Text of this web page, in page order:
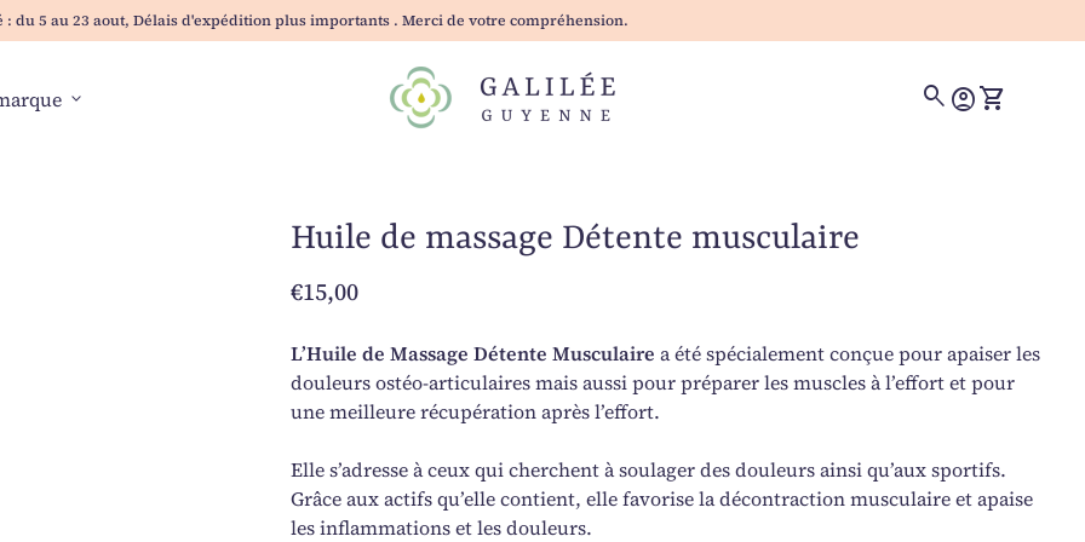
: du 5 au 23 aout, Délais d'expédition plus importants . Merci de votre compréhension.
expand_more
Accueil
search Compte
account_circle Voir mon
shopping_cart
Huile de massage Détente musculaire
Prix normal
€15,00
L’Huile de Massage Détente Musculaire a été spécialement conçue pour apaiser les
douleurs ostéo-articulaires mais aussi pour préparer les muscles à l’effort et pour
une meilleure récupération après l’effort.
Elle s’adresse à ceux qui cherchent à soulager des douleurs ainsi qu’aux sportifs.
Grâce aux actifs qu’elle contient, elle favorise la décontraction musculaire et apaise
les inflammations et les douleurs.